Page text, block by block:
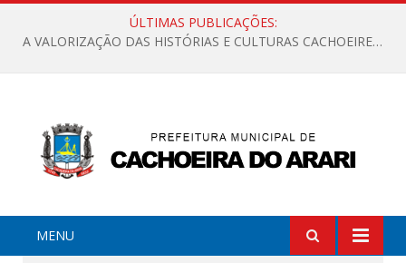
ÚLTIMAS PUBLICAÇÕES:
A VALORIZAÇÃO DAS HISTÓRIAS E CULTURAS CACHOEIRENSES
MENU